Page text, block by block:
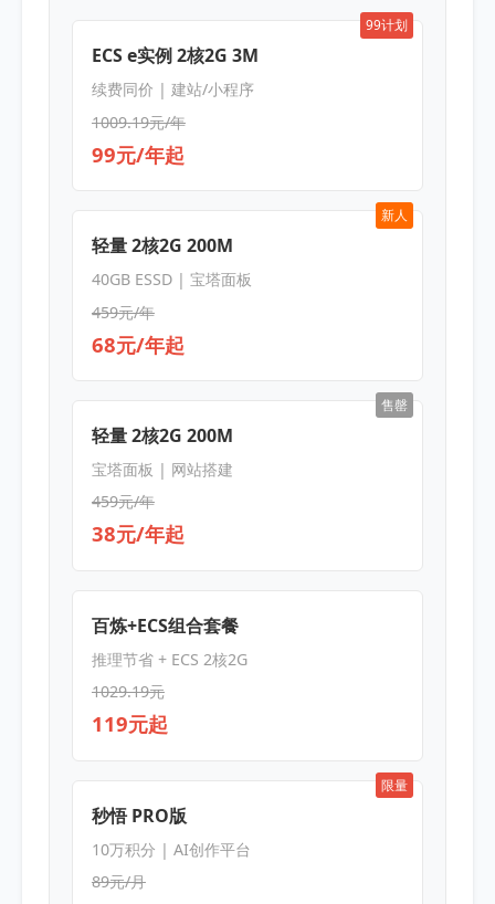
99计划
ECS e实例 2核2G 3M
续费同价 | 建站/小程序
1009.19元/年
99元/年起
新人
轻量 2核2G 200M
40GB ESSD | 宝塔面板
459元/年
68元/年起
售罄
轻量 2核2G 200M
宝塔面板 | 网站搭建
459元/年
38元/年起
百炼+ECS组合套餐
推理节省 + ECS 2核2G
1029.19元
119元起
限量
秒悟 PRO版
10万积分 | AI创作平台
89元/月